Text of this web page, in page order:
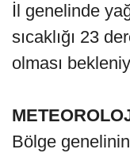
İl genelinde
sıcaklığı 23
olması
Bölge